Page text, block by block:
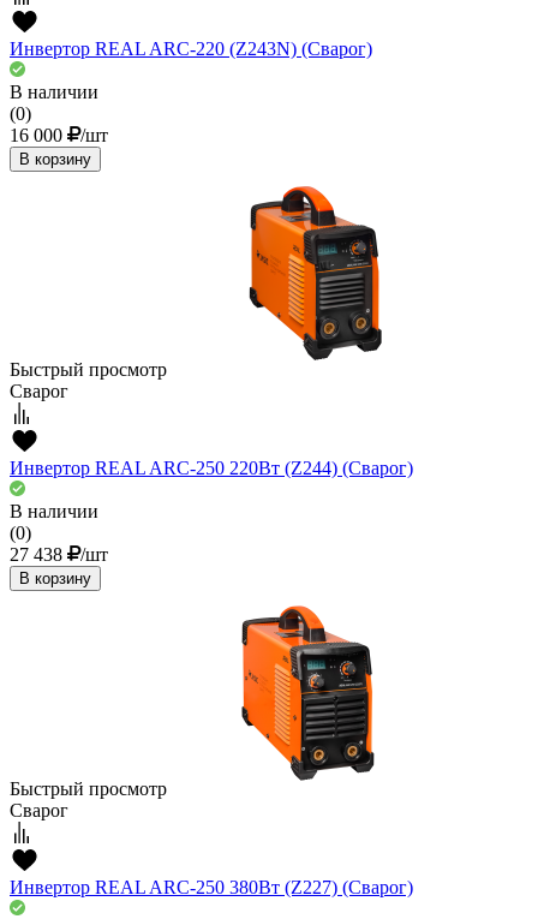
Инвертор REAL ARC-220 (Z243N) (Сварог)
В наличии
(0)
16 000
/шт
В корзину
Быстрый просмотр
Сварог
Инвертор REAL ARC-250 220Вт (Z244) (Сварог)
В наличии
(0)
27 438
/шт
В корзину
Быстрый просмотр
Сварог
Инвертор REAL ARC-250 380Вт (Z227) (Сварог)